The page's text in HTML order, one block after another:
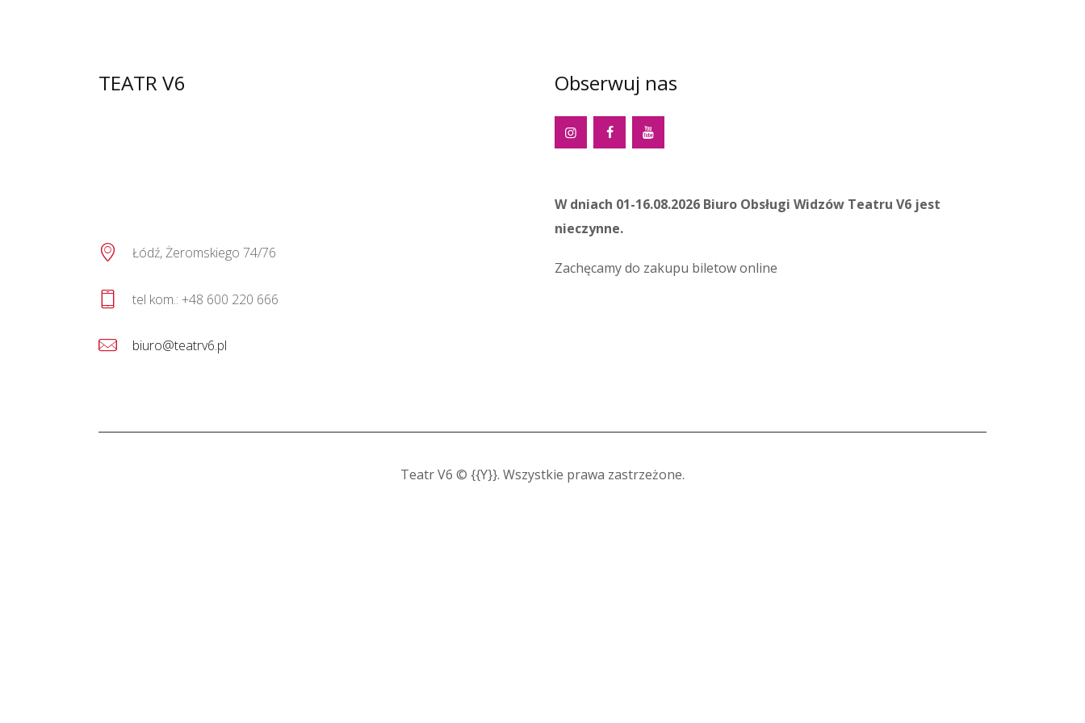
TEATR V6
Łódź, Żeromskiego 74/76
biuro@teatrv6.pl
Obserwuj nas
W dniach 01-16.08.2026 Biuro Obsługi Widzów Teatru V6 jest
nieczynne.
Zachęcamy do zakupu biletow online
Teatr V6 © {{Y}}. Wszystkie prawa zastrzeżone.